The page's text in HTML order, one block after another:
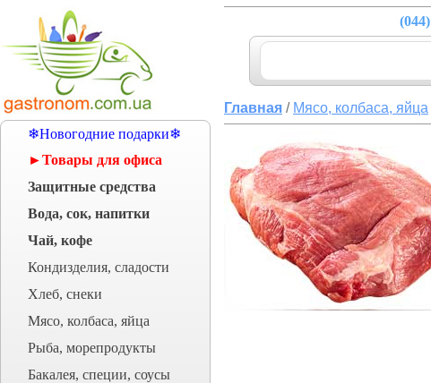
❄Новогодние подарки❄
►Товары для офиса
Защитные средства
Вода, сок, напитки
Чай, кофе
Кондизделия, сладости
Хлеб, снеки
Мясо, колбаса, яйца
Рыба, морепродукты
Бакалея, специи, соусы
(044)
Главная / Мясо, колбаса, яйца